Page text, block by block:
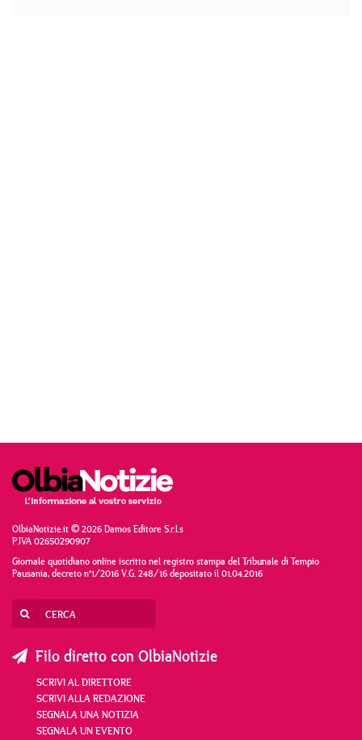
OlbiaNotizie.it © 2026 Damos Editore S.r.l.s
P.IVA 02650290907
Giornale quotidiano online iscritto nel registro stampa del Tribunale di Tempio
Pausania, decreto n°1/2016 V.G. 248/16 depositato il 01.04.2016
Filo diretto con OlbiaNotizie
SCRIVI AL DIRETTORE
SCRIVI ALLA REDAZIONE
SEGNALA UNA NOTIZIA
SEGNALA UN EVENTO